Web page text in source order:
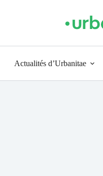
Actualités d’Urbanitae